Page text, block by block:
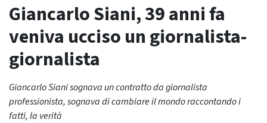
Giancarlo Siani, 39 anni fa
veniva ucciso un giornalista-
giornalista
Giancarlo Siani sognava un contratto da giornalista
professionista, sognava di cambiare il mondo raccontando i
fatti, la verità